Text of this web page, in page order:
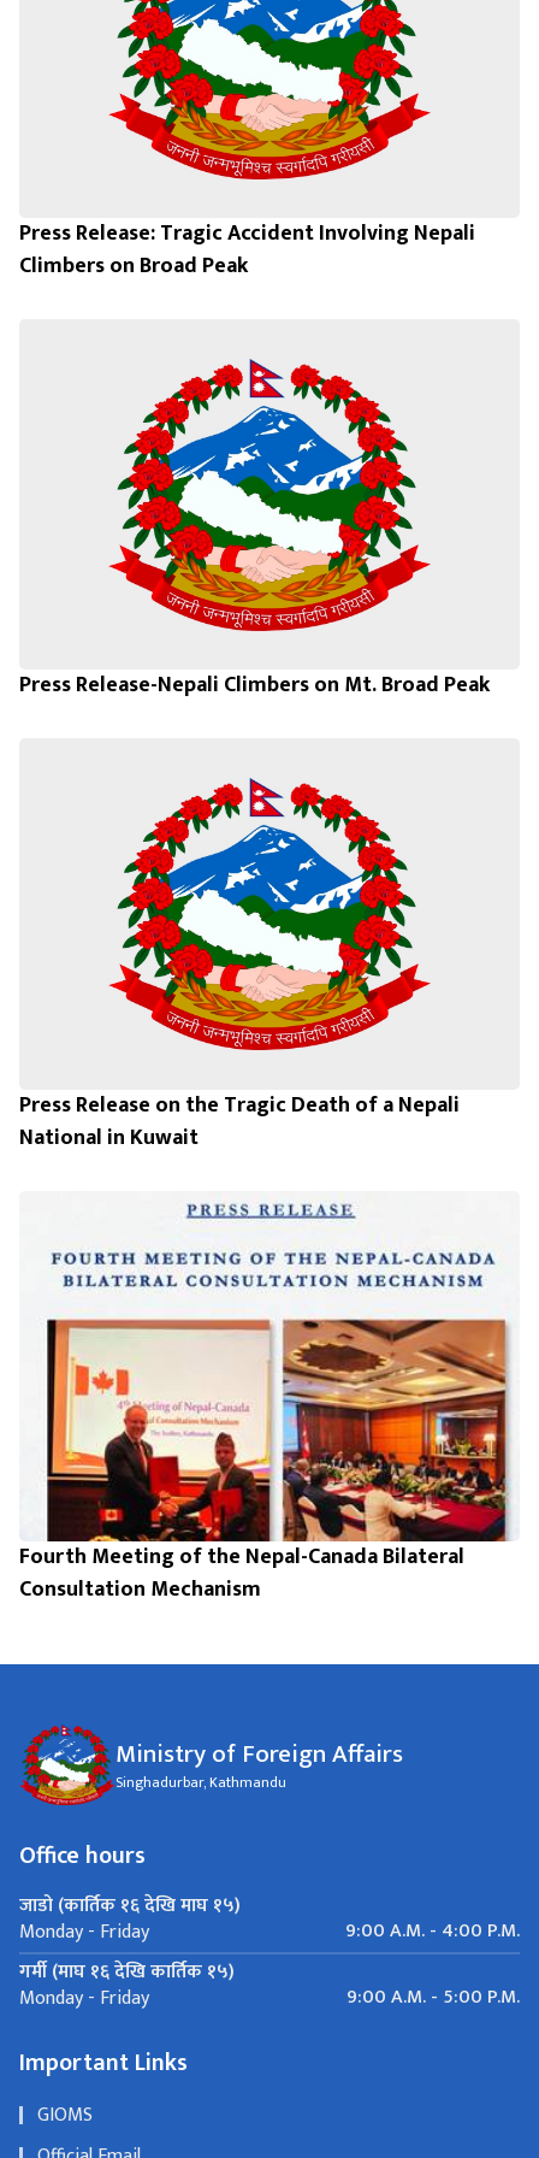
Press Release: Tragic Accident Involving Nepali
Climbers on Broad Peak
Press Release-Nepali Climbers on Mt. Broad Peak
Press Release on the Tragic Death of a Nepali
National in Kuwait
Fourth Meeting of the Nepal-Canada Bilateral
Consultation Mechanism
Ministry of Foreign Affairs
Singhadurbar, Kathmandu
Office hours
जाडो (कार्तिक १६ देखि माघ १५)
Monday - Friday
9:00 A.M. - 4:00 P.M.
गर्मी (माघ १६ देखि कार्तिक १५)
Monday - Friday 9:00 A.M. - 5:00 P.M.
Important Links
GIOMS